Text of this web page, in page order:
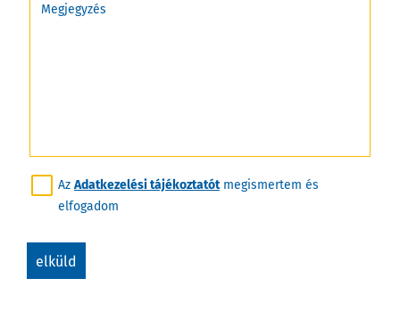
Megjegyzés
Az Adatkezelési tájékoztatótmegismertem és
elfogadom
elküld